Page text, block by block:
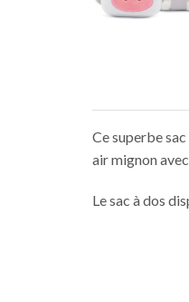
Ce superbe
air mignon
Le sac à dos